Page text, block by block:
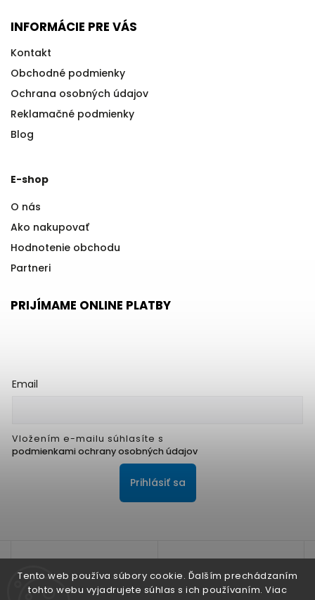
Tento web používa súbory cookie. Ďalším prechádzaním
tohto webu vyjadrujete súhlas s ich používaním. Viac
INFORMÁCIE PRE VÁS
Kontakt
Obchodné podmienky
Ochrana osobných údajov
Reklamačné podmienky
Blog
E-shop
O nás
Ako nakupovať
Hodnotenie obchodu
Partneri
PRIJÍMAME ONLINE PLATBY
Email
Vložením e-mailu súhlasíte s
podmienkami ochrany osobných údajov
Prihlásiť sa